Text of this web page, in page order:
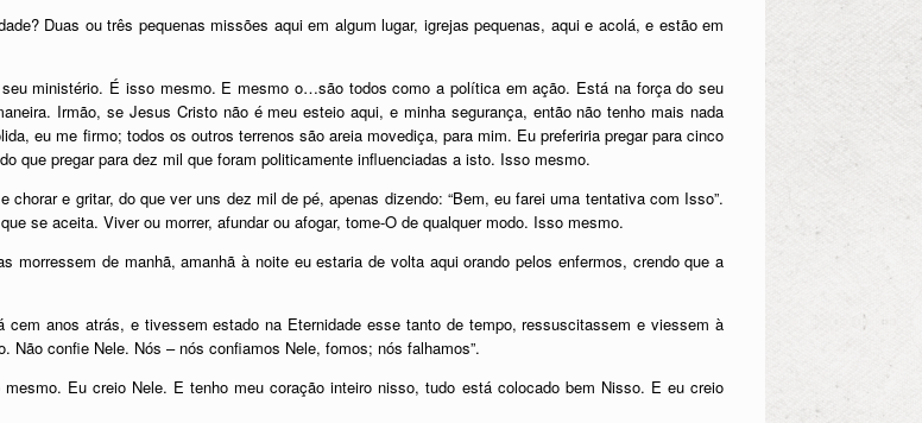
Duas ou três pequenas missões aqui em algum lugar, igrejas pequenas, aqui e acolá, e estão em
ministério. É isso mesmo. E mesmo o…são todos como a política em ação. Está na força do seu
Irmão, se Jesus Cristo não é meu esteio aqui, e minha segurança, então não tenho mais nada
eu me firmo; todos os outros terrenos são areia movediça, para mim. Eu preferiria pregar para cinco
que pregar para dez mil que foram politicamente influenciadas a isto. Isso mesmo.
e gritar, do que ver uns dez mil de pé, apenas dizendo: “Bem, eu farei uma tentativa com Isso”.
se aceita. Viver ou morrer, afundar ou afogar, tome-O de qualquer modo. Isso mesmo.
de manhã, amanhã à noite eu estaria de volta aqui orando pelos enfermos, crendo que a
anos atrás, e tivessem estado na Eternidade esse tanto de tempo, ressuscitassem e viessem à
confie Nele. Nós – nós confiamos Nele, fomos; nós falhamos”.
Eu creio Nele. E tenho meu coração inteiro nisso, tudo está colocado bem Nisso. E eu creio